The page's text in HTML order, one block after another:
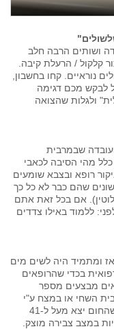
ושותים הרבה חלב
קלקול / הרעלת קיבה.
נוראיים. קחו בחשבון,
לבקש מכם דגימה
ולגלות שהצואה
שבמרבית
כלל מהי הסיבה לכאבי
רופא ובצבא שומעים
שהם כבר לא כל כך
אם בכל זאת אתם
ללמוד באילו צדדים
ומתמיד היה לשים מים
בכדי שהרופאים
מבצעים מספר
השחי או במצח ע"י
מד לייזר. מקרה מביך שעלול לקרות לכם הוא שהחום יצא מעל ל-41
במצב צבירה מוצק.